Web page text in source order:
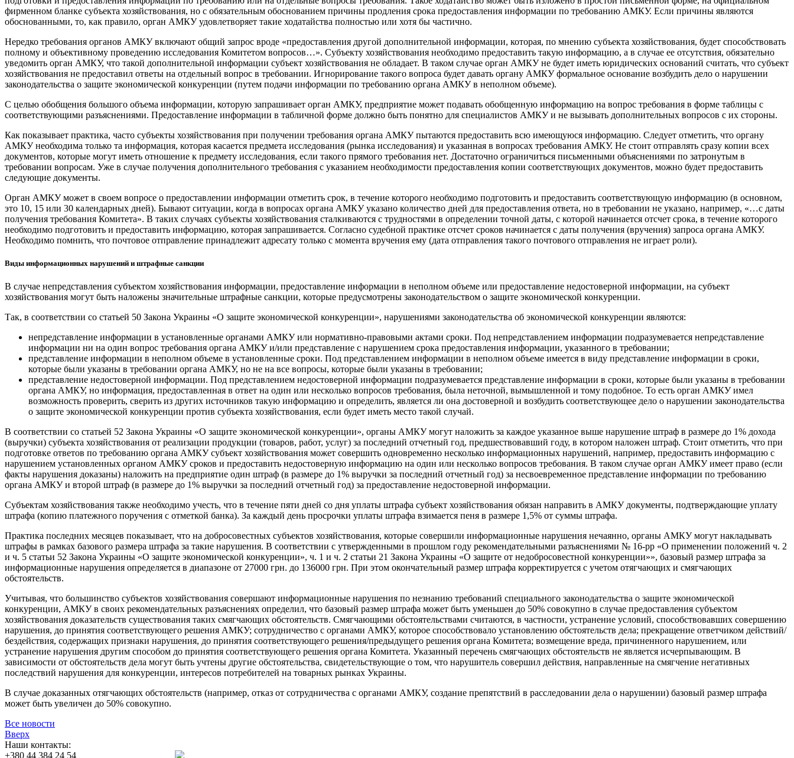
фирменном бланке субъекта хозяйствования, но с обязательным обоснованием причины продления срока предоставления информации по требованию АМКУ. Если причины являются
обоснованными, то, как правило, орган АМКУ удовлетворяет такие ходатайства полностью или хотя бы частично.
Нередко требования органов АМКУ включают общий запрос вроде «предоставления другой дополнительной информации, которая, по мнению субъекта хозяйствования, будет способствовать
полному и объективному проведению исследования Комитетом вопросов…». Субъекту хозяйствования необходимо предоставить такую информацию, а в случае ее отсутствия, обязательно
уведомить орган АМКУ, что такой дополнительной информации субъект хозяйствования не обладает. В таком случае орган АМКУ не будет иметь юридических оснований считать, что субъект
хозяйствования не предоставил ответы на отдельный вопрос в требовании. Игнорирование такого вопроса будет давать органу АМКУ формальное основание возбудить дело о нарушении
законодательства о защите экономической конкуренции (путем подачи информации по требованию органа АМКУ в неполном объеме).
С целью обобщения большого объема информации, которую запрашивает орган АМКУ, предприятие может подавать обобщенную информацию на вопрос требования в форме таблицы с
соответствующими разъяснениями. Предоставление информации в табличной форме должно быть понятно для специалистов АМКУ и не вызывать дополнительных вопросов с их стороны.
Как показывает практика, часто субъекты хозяйствования при получении требования органа АМКУ пытаются предоставить всю имеющуюся информацию. Следует отметить, что органу
АМКУ необходима только та информация, которая касается предмета исследования (рынка исследования) и указанная в вопросах требования АМКУ. Не стоит отправлять сразу копии всех
документов, которые могут иметь отношение к предмету исследования, если такого прямого требования нет. Достаточно ограничиться письменными объяснениями по затронутым в
требовании вопросам. Уже в случае получения дополнительного требования с указанием необходимости предоставления копии соответствующих документов, можно будет предоставить
следующие документы.
Орган АМКУ может в своем вопросе о предоставлении информации отметить срок, в течение которого необходимо подготовить и предоставить соответствующую информацию (в основном,
это 10, 15 или 30 календарных дней). Бывают ситуации, когда в вопросах органа АМКУ указано количество дней для предоставления ответа, но в требовании не указано, например, «…с даты
получения требования Комитета». В таких случаях субъекты хозяйствования сталкиваются с трудностями в определении точной даты, с которой начинается отсчет срока, в течение которого
необходимо подготовить и предоставить информацию, которая запрашивается. Согласно судебной практике отсчет сроков начинается с даты получения (вручения) запроса органа АМКУ.
Необходимо помнить, что почтовое отправление принадлежит адресату только с момента вручения ему (дата отправления такого почтового отправления не играет роли).
Виды информационных нарушений и штрафные санкции
В случае непредставления субъектом хозяйствования информации, предоставление информации в неполном объеме или предоставление недостоверной информации, на субъект
хозяйствования могут быть наложены значительные штрафные санкции, которые предусмотрены законодательством о защите экономической конкуренции.
Так, в соответствии со статьей 50 Закона Украины «О защите экономической конкуренции», нарушениями законодательства об экономической конкуренции являются:
непредставление информации в установленные органами АМКУ или нормативно-правовыми актами сроки. Под непредставлением информации подразумевается непредставление
информации ни на один вопрос требования органа АМКУ и/или представление с нарушением срока предоставления информации, указанного в требовании;
представление информации в неполном объеме в установленные сроки. Под представлением информации в неполном объеме имеется в виду представление информации в сроки,
которые были указаны в требовании органа АМКУ, но не на все вопросы, которые были указаны в требовании;
представление недостоверной информации. Под представлением недостоверной информации подразумевается представление информации в сроки, которые были указаны в требовании
органа АМКУ, но информация, предоставленная в ответ на один или несколько вопросов требования, была неточной, вымышленной и тому подобное. То есть орган АМКУ имел
возможность проверить, сверить из других источников такую информацию и определить, является ли она достоверной и возбудить соответствующее дело о нарушении законодательства
о защите экономической конкуренции против субъекта хозяйствования, если будет иметь место такой случай.
В соответствии со статьей 52 Закона Украины «О защите экономической конкуренции», органы АМКУ могут наложить за каждое указанное выше нарушение штраф в размере до 1% дохода
(выручки) субъекта хозяйствования от реализации продукции (товаров, работ, услуг) за последний отчетный год, предшествовавший году, в котором наложен штраф. Стоит отметить, что при
подготовке ответов по требованию органа АМКУ субъект хозяйствования может совершить одновременно несколько информационных нарушений, например, предоставить информацию с
нарушением установленных органом АМКУ сроков и предоставить недостоверную информацию на один или несколько вопросов требования. В таком случае орган АМКУ имеет право (если
факты нарушения доказаны) наложить на предприятие один штраф (в размере до 1% выручки за последний отчетный год) за несвоевременное представление информации по требованию
органа АМКУ и второй штраф (в размере до 1% выручки за последний отчетный год) за предоставление недостоверной информации.
Субъектам хозяйствования также необходимо учесть, что в течение пяти дней со дня уплаты штрафа субъект хозяйствования обязан направить в АМКУ документы, подтверждающие уплату
штрафа (копию платежного поручения с отметкой банка). За каждый день просрочки уплаты штрафа взимается пеня в размере 1,5% от суммы штрафа.
Практика последних месяцев показывает, что на добросовестных субъектов хозяйствования, которые совершили информационные нарушения нечаянно, органы АМКУ могут накладывать
штрафы в рамках базового размера штрафа за такие нарушения. В соответствии с утвержденными в прошлом году рекомендательными разъяснениями № 16-рр «О применении положений ч. 2
и ч. 5 статьи 52 Закона Украины «О защите экономической конкуренции», ч. 1 и ч. 2 статьи 21 Закона Украины «О защите от недобросовестной конкуренции»», базовый размер штрафа за
информационные нарушения определяется в диапазоне от 27000 грн. до 136000 грн. При этом окончательный размер штрафа корректируется с учетом отягчающих и смягчающих
обстоятельств.
Учитывая, что большинство субъектов хозяйствования совершают информационные нарушения по незнанию требований специального законодательства о защите экономической
конкуренции, АМКУ в своих рекомендательных разъяснениях определил, что базовый размер штрафа может быть уменьшен до 50% совокупно в случае предоставления субъектом
хозяйствования доказательств существования таких смягчающих обстоятельств. Смягчающими обстоятельствами считаются, в частности, устранение условий, способствовавших совершению
нарушения, до принятия соответствующего решения АМКУ; сотрудничество с органами АМКУ, которое способствовало установлению обстоятельств дела; прекращение ответчиком действий/
бездействия, содержащих признаки нарушения, до принятия соответствующего решения/предыдущего решения органа Комитета; возмещение вреда, причиненного нарушением, или
устранение нарушения другим способом до принятия соответствующего решения органа Комитета. Указанный перечень смягчающих обстоятельств не является исчерпывающим. В
зависимости от обстоятельств дела могут быть учтены другие обстоятельства, свидетельствующие о том, что нарушитель совершил действия, направленные на смягчение негативных
последствий нарушения для конкуренции, интересов потребителей на товарных рынках Украины.
В случае доказанных отягчающих обстоятельств (например, отказ от сотрудничества с органами АМКУ, создание препятствий в расследовании дела о нарушении) базовый размер штрафа
может быть увеличен до 50% совокупно.
Все новости
Вверх
Наши контакты:
+380 44 384 24 54